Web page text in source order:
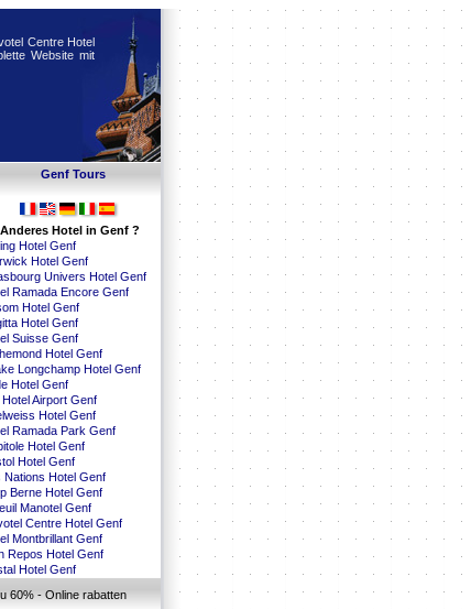
Centre Hotel
Website mit
Genf Tours
Anderes Hotel in Genf ?
Hotel Genf
Hotel Genf
Univers Hotel Genf
Ramada Encore Genf
Hotel Genf
Hotel Genf
Suisse Genf
Hotel Genf
Longchamp Hotel Genf
Hotel Genf
Airport Genf
Hotel Genf
Ramada Park Genf
Hotel Genf
Hotel Genf
Nations Hotel Genf
Berne Hotel Genf
Manotel Genf
Centre Hotel Genf
Montbrillant Genf
Repos Hotel Genf
Hotel Genf
60% - Online rabatten